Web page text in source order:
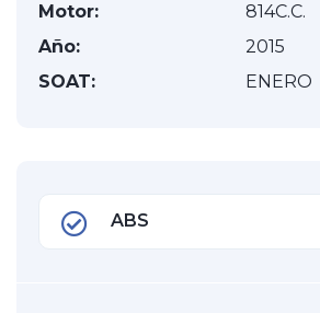
Motor:
814C.C.
Año:
2015
SOAT:
ENERO
ABS